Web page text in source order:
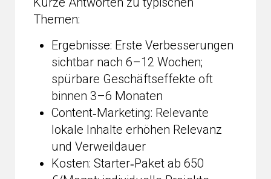
Themen:
Ergebnisse: Erste Verbesserungen
sichtbar nach 6–12 Wochen;
spürbare Geschäftseffekte oft
binnen 3–6 Monaten
Content‑Marketing: Relevante
lokale Inhalte erhöhen Relevanz
und Verweildauer
Kosten: Starter‑Paket ab 650